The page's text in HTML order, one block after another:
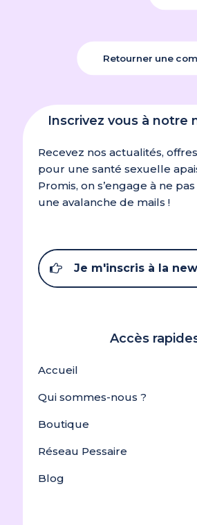
Retourner une
Inscrivez vous à notre
Recevez nos actualités,
pour une santé sexuelle
Promis, on s’engage à ne
une avalanche de mails !
Je m'inscris à la
Accès
Accueil
Qui sommes-nous ?
Boutique
Réseau Pessaire
Blog